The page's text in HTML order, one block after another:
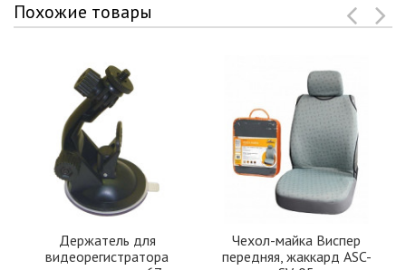
Похожие товары
Держатель для
видеорегистратора
Чехол-майка Виспер
передняя, жаккард ASC-